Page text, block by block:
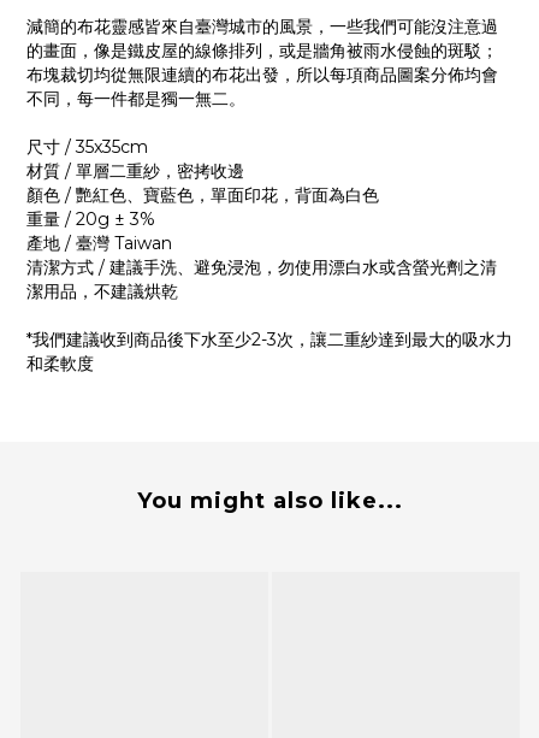
減簡的布花靈感皆來自臺灣城市的風景，一些我們可能沒注意過
的畫面，像是鐵皮屋的線條排列，或是牆角被雨水侵蝕的斑駁；
布塊裁切均從無限連續的布花出發，所以每項商品圖案分佈均會
不同，每一件都是獨一無二。
尺寸 / 35x35cm
材質 / 單層二重紗，密拷收邊
顏色 / 艷紅色、寶藍色，單面印花，背面為白色
重量 / 20g ± 3%
產地 / 臺灣 Taiwan
清潔方式 / 建議手洗、避免浸泡，勿使用漂白水或含螢光劑之清
潔用品，不建議烘乾
*我們建議收到商品後下水至少2-3次，讓二重紗達到最大的吸水力
和柔軟度
You might also like...